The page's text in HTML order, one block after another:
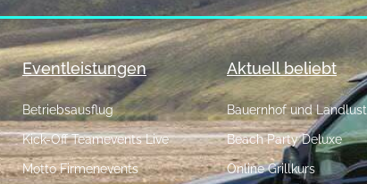
Eventleistungen
Betriebsausflug
Kick-Off Teamevents Live
Motto Firmenevents
Aktuell beliebt
Bauernhof und Landlust
Beach Party Deluxe
Online Grillkurs